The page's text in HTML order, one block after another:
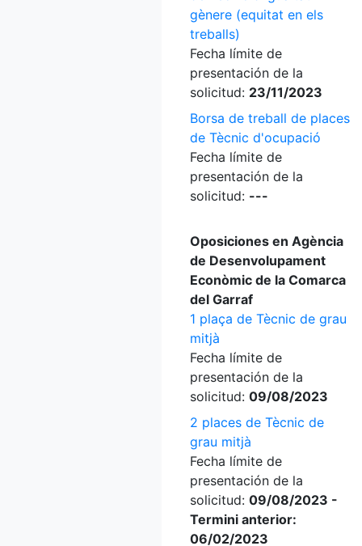
gènere (equitat en els
treballs)
Fecha límite de
presentación de la
solicitud: 23/11/2023
Borsa de treball de places
de Tècnic d'ocupació
Fecha límite de
presentación de la
solicitud: ---
Oposiciones en Agència
de Desenvolupament
Econòmic de la Comarca
del Garraf
1 plaça de Tècnic de grau
mitjà
Fecha límite de
presentación de la
solicitud: 09/08/2023
2 places de Tècnic de
grau mitjà
Fecha límite de
presentación de la
solicitud: 09/08/2023 -
Termini anterior:
06/02/2023